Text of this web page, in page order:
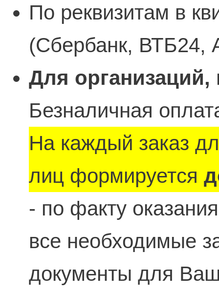
По реквизитам в
(Сбербанк, ВТБ24,
Для
Безналичная
На каждый заказ
лиц формируется
- по факту
все необходимые
документы для